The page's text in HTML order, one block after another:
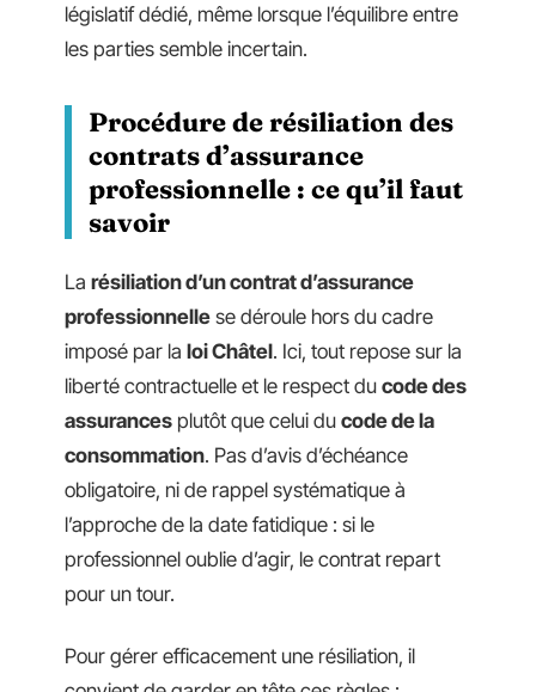
législatif dédié, même lorsque l’équilibre entre
les parties semble incertain.
Procédure de résiliation des
contrats d’assurance
professionnelle : ce qu’il faut
savoir
La résiliation d’un contrat d’assurance
professionnelle se déroule hors du cadre
imposé par la loi Châtel. Ici, tout repose sur la
liberté contractuelle et le respect du code des
assurances plutôt que celui du code de la
consommation. Pas d’avis d’échéance
obligatoire, ni de rappel systématique à
l’approche de la date fatidique : si le
professionnel oublie d’agir, le contrat repart
pour un tour.
Pour gérer efficacement une résiliation, il